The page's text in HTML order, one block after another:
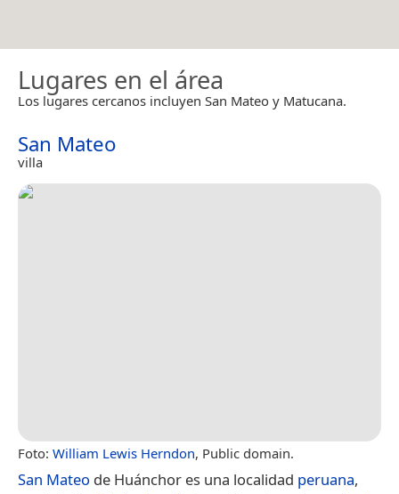
Lugares en el área
Los lugares cercanos incluyen San Mateo y Matucana.
San Mateo
villa
Foto: William Lewis Herndon, Public domain.
San Mateo de Huánchor es una localidad peruana,